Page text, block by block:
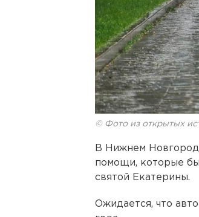
© Фото из открытых
В Нижнем
помощи, которые
святой Екатерины.
Ожидается, что